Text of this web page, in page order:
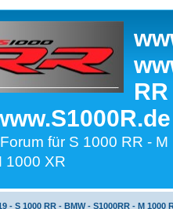
für S 1000 RR -
1000 XR
- S 1000 RR - BMW - S1000RR - M 1000